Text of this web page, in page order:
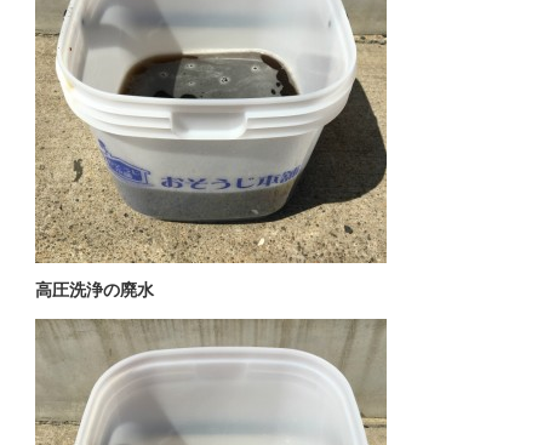
高圧洗浄の廃水